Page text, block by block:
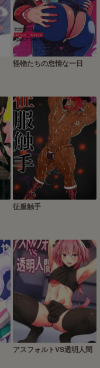
怪物たちの怠惰な一日
征服触手
アスフォルトVS透明人間